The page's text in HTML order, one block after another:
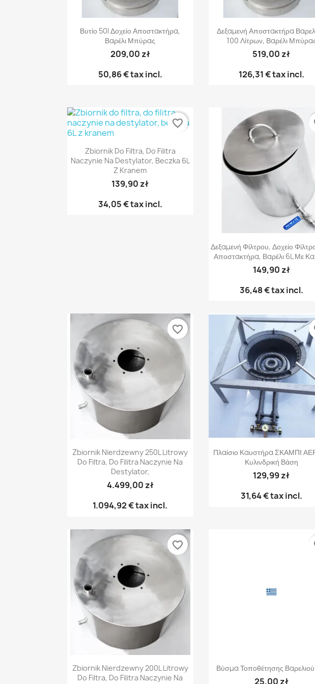
Γρήγορη προβολή
Βυτίο 50l Δοχείο Αποστακτήρα,
Βαρέλι Μπύρας
209,00 zł
50,86 €tax incl.
Γρήγορη προβολή
Δεξαμενή Αποστακτήρα
100 Λίτρων, Βαρέλι
519,00 zł
126,31 €tax incl.
Γρήγορη προβολή
Zbiornik Do Filtra, Do Filitra
Naczynie Na Destylator, Beczka 6L
Z Kranem
139,90 zł
34,05 €tax incl.
favorite_border
Γρήγορη προβολή
Δεξαμενή Φίλτρου, Δοχείο
Αποστακτήρα, Βαρέλι 6L Με
149,90 zł
36,48 €tax incl.
Γρήγορη προβολή
Zbiornik Nierdzewny 250L Litrowy
Do Filtra, Do Filitra Naczynie Na
Destylator,
4.499,00 zł
1.094,92 €tax incl.
favorite_border
Γρήγορη προβολή
Πλαίσιο Καυστήρα ΣΚΑΜΠΙ
Κυλινδρική Βάση
129,99 zł
31,64 €tax incl.
Γρήγορη προβολή
Zbiornik Nierdzewny 200L Litrowy
Do Filtra, Do Filitra Naczynie Na
favorite_border
Γρήγορη προβολή
Βύσμα Τοποθέτησης
25,00 zł